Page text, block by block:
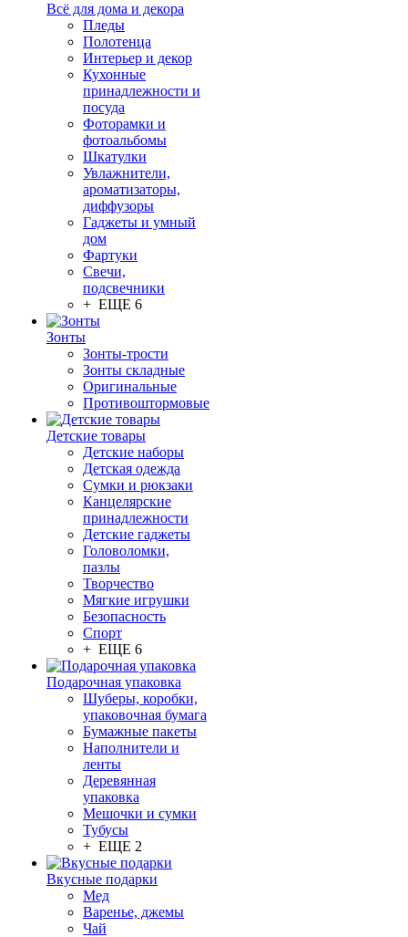
Всё для дома и декора
Пледы
Полотенца
Интерьер и декор
Кухонные
принадлежности и
посуда
Фоторамки и
фотоальбомы
Шкатулки
Увлажнители,
ароматизаторы,
диффузоры
Гаджеты и умный
дом
Фартуки
Свечи,
подсвечники
+ ЕЩЕ 6
Зонты
Зонты-трости
Зонты складные
Оригинальные
Противоштормовые
Детские товары
Детские наборы
Детская одежда
Сумки и рюкзаки
Канцелярские
принадлежности
Детские гаджеты
Головоломки,
пазлы
Творчество
Мягкие игрушки
Безопасность
Спорт
+ ЕЩЕ 6
Подарочная упаковка
Шуберы, коробки,
упаковочная бумага
Бумажные пакеты
Наполнители и
ленты
Деревянная
упаковка
Мешочки и сумки
Тубусы
+ ЕЩЕ 2
Вкусные подарки
Мед
Варенье, джемы
Чай